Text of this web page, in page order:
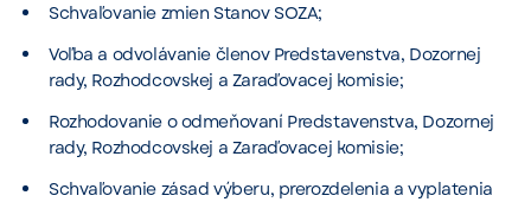
Schvaľovanie zmien Stanov SOZA;
Voľba a odvolávanie členov Predstavenstva, Dozornej
rady, Rozhodcovskej a Zaraďovacej komisie;
Rozhodovanie o odmeňovaní Predstavenstva, Dozornej
rady, Rozhodcovskej a Zaraďovacej komisie;
Schvaľovanie zásad výberu, prerozdelenia a vyplatenia